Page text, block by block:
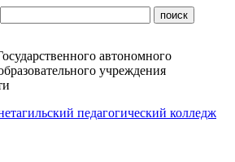
автономного
учреждения
педагогический колледж